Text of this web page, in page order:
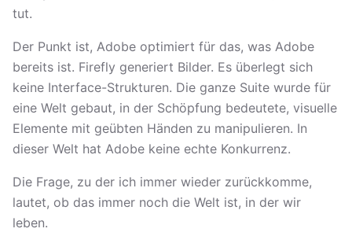
tut.
Der Punkt ist, Adobe optimiert für das, was Adobe
bereits ist. Firefly generiert Bilder. Es überlegt sich
keine Interface-Strukturen. Die ganze Suite wurde für
eine Welt gebaut, in der Schöpfung bedeutete, visuelle
Elemente mit geübten Händen zu manipulieren. In
dieser Welt hat Adobe keine echte Konkurrenz.
Die Frage, zu der ich immer wieder zurückkomme,
lautet, ob das immer noch die Welt ist, in der wir
leben.